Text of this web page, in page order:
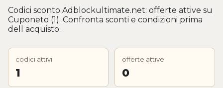
Codici sconto Adblockultimate.net: offerte attive su
Cuponeto (1). Confronta sconti e condizioni prima
dell acquisto.
codici attivi
1
offerte attive
0